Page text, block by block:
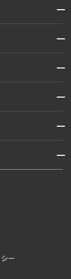
開閉
開閉
開閉
開閉
開閉
件入居申込
開閉
ー